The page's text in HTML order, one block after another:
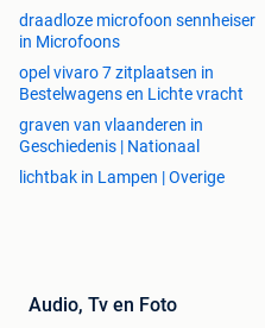
draadloze microfoon sennheiser
in Microfoons
opel vivaro 7 zitplaatsen in
Bestelwagens en Lichte vracht
graven van vlaanderen in
Geschiedenis | Nationaal
lichtbak in Lampen | Overige
Audio, Tv en Foto